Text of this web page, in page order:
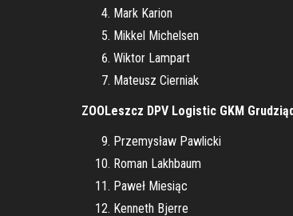
Mark Karion
Mikkel Michelsen
Wiktor Lampart
Mateusz Cierniak
ZOOLeszcz DPV Logistic GKM
Przemysław Pawlicki
Roman Lakhbaum
Paweł Miesiąc
Kenneth Bjerre